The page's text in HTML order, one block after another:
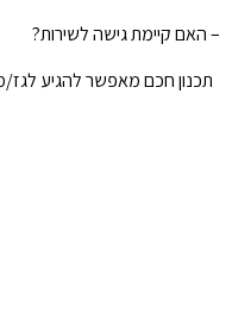
– האם קיימת גישה לשירות?
תכנון חכם מאפשר להגיע